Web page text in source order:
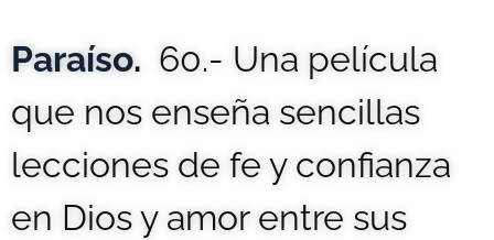
Paraíso. 60.- Una película
que nos enseña sencillas
lecciones de fe y confianza
en Dios y amor entre sus